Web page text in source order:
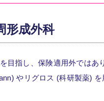
形成外科
目指し、保険適用外ではあ
やリグロス (科研製薬)